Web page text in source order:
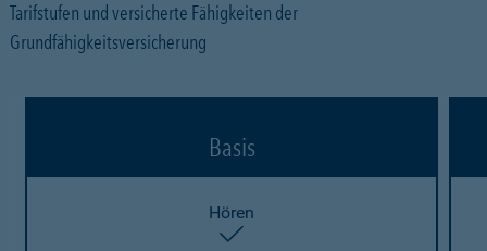
Tarifstufen und versicherte Fähigkeiten der
Grundfähigkeitsversicherung
Basis
Hören